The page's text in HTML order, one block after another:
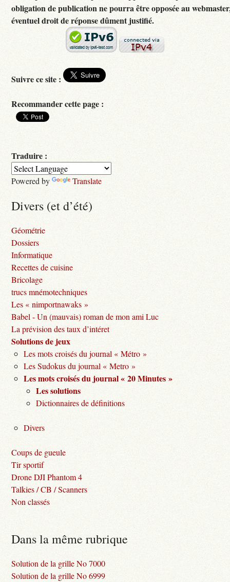
obligation de publication ne pourra être opposée au
éventuel droit de réponse dûment justifié.
Suivre ce site :
Recommander cette page :
Traduire :
Powered by Translate
Divers (et d’été)
Géométrie
Dossiers
Informatique
Recettes de cuisine
Bricolage
trucs mnémotechniques
Les « nimportnawaks »
Babel - Un (mauvais) roman de mon ami Luc
La prévision des taux d’intéret
Solutions de jeux
Les mots croisés du journal « Métro »
Les Sudokus du journal « Metro »
Les mots croisés du journal « 20 Minutes »
Les solutions
Dictionnaires de définitions
Divers
Coups de gueule
Tir sportif
Drone DJI Phantom 4
Talkies / CB / Scanners
Non classés
Dans la même rubrique
Solution de la grille No 7000
Solution de la grille No 6999